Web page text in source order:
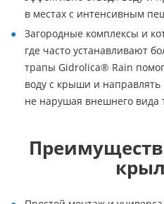
в местах с интенсивным
Загородные комплексы и
где часто устанавливают
трапы Gidrolica® Rain
воду с крыши и направлять
не нарушая внешнего вида